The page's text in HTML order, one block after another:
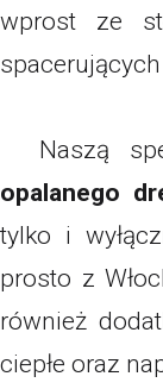
wprost ze
Naszą
opalanego
tylko i
prosto z
również
ciepłe oraz